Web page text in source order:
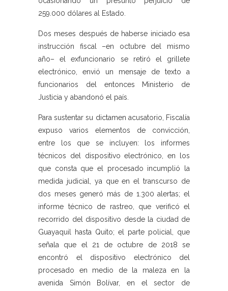
259.000 dólares al Estado.
Dos meses después de haberse iniciado esa
instrucción fiscal –en octubre del mismo
año– el exfuncionario se retiró el grillete
electrónico, envió un mensaje de texto a
funcionarios del entonces Ministerio de
Justicia y abandonó el país.
Para sustentar su dictamen acusatorio, Fiscalía
expuso varios elementos de convicción,
entre los que se incluyen: los informes
técnicos del dispositivo electrónico, en los
que consta que el procesado incumplió la
medida judicial, ya que en el transcurso de
dos meses generó más de 1.300 alertas; el
informe técnico de rastreo, que verificó el
recorrido del dispositivo desde la ciudad de
Guayaquil hasta Quito; el parte policial, que
señala que el 21 de octubre de 2018 se
encontró el dispositivo electrónico del
procesado en medio de la maleza en la
avenida Simón Bolívar, en el sector de